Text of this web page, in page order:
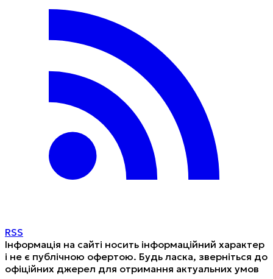
RSS
Інформація на сайті носить інформаційний характер
і не є публічною офертою. Будь ласка, зверніться до
офіційних джерел для отримання актуальних умов